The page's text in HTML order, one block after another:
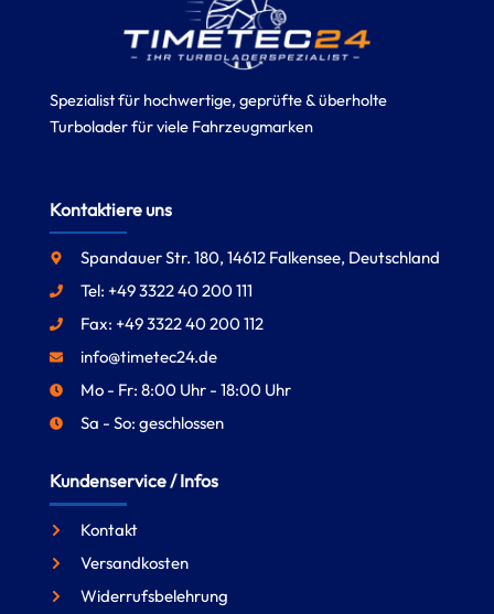
Spezialist für hochwertige, geprüfte & überholte
Turbolader für viele Fahrzeugmarken
Kontaktiere uns
Spandauer Str. 180, 14612 Falkensee, Deutschland
Tel: +49 3322 40 200 111
Fax: +49 3322 40 200 112
info@timetec24.de
Mo - Fr: 8:00 Uhr - 18:00 Uhr
Sa - So: geschlossen
Kundenservice / Infos
Kontakt
Versandkosten
Widerrufsbelehrung